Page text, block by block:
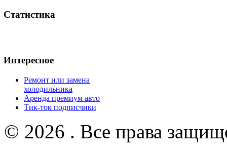
Статистика
Интересное
Ремонт или замена
холодильника
Аренда премиум авто
Тик-ток подписчики
© 2026 . Все права